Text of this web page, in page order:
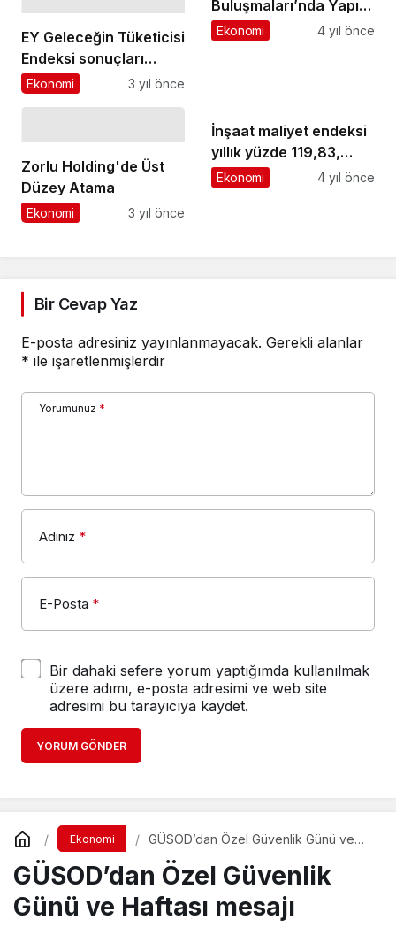
EY Geleceğin Tüketicisi
Endeksi sonuçları
açıklandı!
Ekonomi 3 yıl önce
Buluşmaları’nda Yapı
Merkezi YKB Başar
Ekonomi 4 yıl önce
Zorlu Holding'de Üst
Düzey Atama
Ekonomi 3 yıl önce
İnşaat maliyet endeksi
yıllık yüzde 119,83,
aylık yüzde 1,57 arttı
Ekonomi 4 yıl önce
Bir Cevap Yaz
E-posta adresiniz yayınlanmayacak. Gerekli alanlar
* ile işaretlenmişlerdir
Yorumunuz *
Adınız *
E-Posta *
Bir dahaki sefere yorum yaptığımda kullanılmak
üzere adımı, e-posta adresimi ve web site
adresimi bu tarayıcıya kaydet.
YORUM GÖNDER
Ekonomi
GÜSOD’dan Özel Güvenlik Günü ve
GÜSOD’dan Özel Güvenlik
Günü ve Haftası mesajı